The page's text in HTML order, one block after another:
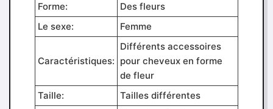
Forme:
Des fleurs
Le sexe:
Femme
Caractéristiques:
Différents accessoires
pour cheveux en forme
de fleur
Taille:
Tailles différentes